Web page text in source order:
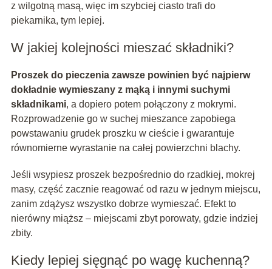
z wilgotną masą, więc im szybciej ciasto trafi do
piekarnika, tym lepiej.
W jakiej kolejności mieszać składniki?
Proszek do pieczenia zawsze powinien być najpierw
dokładnie wymieszany z mąką i innymi suchymi
składnikami, a dopiero potem połączony z mokrymi.
Rozprowadzenie go w suchej mieszance zapobiega
powstawaniu grudek proszku w cieście i gwarantuje
równomierne wyrastanie na całej powierzchni blachy.
Jeśli wsypiesz proszek bezpośrednio do rzadkiej, mokrej
masy, część zacznie reagować od razu w jednym miejscu,
zanim zdążysz wszystko dobrze wymieszać. Efekt to
nierówny miąższ – miejscami zbyt porowaty, gdzie indziej
zbity.
Kiedy lepiej sięgnąć po wagę kuchenną?